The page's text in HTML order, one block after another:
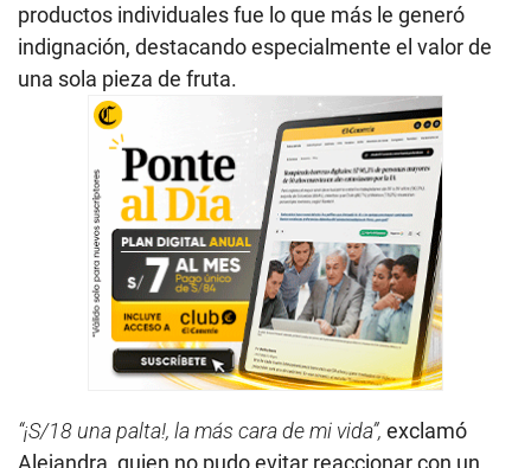
productos individuales fue lo que más le generó
indignación, destacando especialmente el valor de
una sola pieza de fruta.
“¡S/18 una palta!, la más cara de mi vida”, exclamó
Alejandra, quien no pudo evitar reaccionar con un